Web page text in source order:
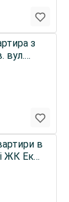
з
вул.
в
ЖК Еко-